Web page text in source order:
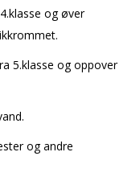
og øver
5.klasse og oppover
og andre